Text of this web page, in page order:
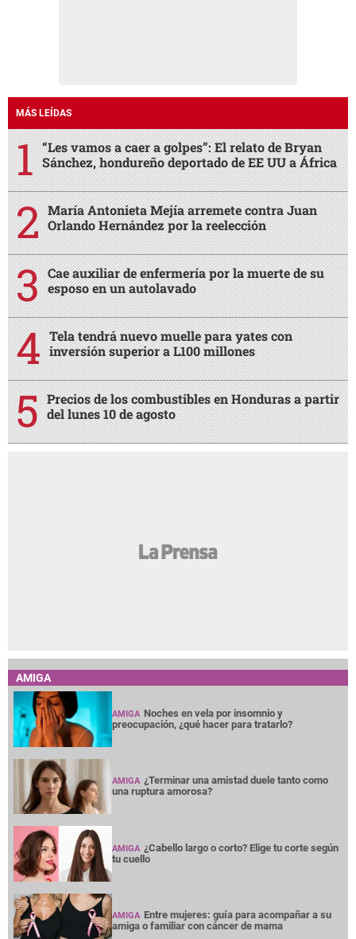
MÁS LEÍDAS
“Les vamos a caer a golpes”: El relato de Bryan
Sánchez, hondureño deportado de EE UU a África
María Antonieta Mejía arremete contra Juan
Orlando Hernández por la reelección
Cae auxiliar de enfermería por la muerte de su
esposo en un autolavado
Tela tendrá nuevo muelle para yates con
inversión superior a L100 millones
Precios de los combustibles en Honduras a partir
del lunes 10 de agosto
AMIGA
AMIGA Noches en vela por insomnio y
preocupación, ¿qué hacer para tratarlo?
AMIGA ¿Terminar una amistad duele tanto como
una ruptura amorosa?
AMIGA ¿Cabello largo o corto? Elige tu corte según
tu cuello
AMIGA Entre mujeres: guía para acompañar a su
amiga o familiar con cáncer de mama